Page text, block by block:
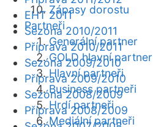
Zápasy dorostu
Partneři
Generální partner
GOLD hlavní partner
Hlavní partneři
Business partneři
Hrdí partneři
Mediální partneři
EHT 2011
Sezóna 2010/2011
Příprava 2010/2011
Sezóna 2009/2010
Příprava 2009/2010
Sezóna 2008/2009
Příprava 2008/2009